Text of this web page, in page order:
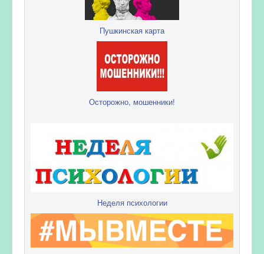
Пушкинская карта
Осторожно, мошенники!
Неделя психологии